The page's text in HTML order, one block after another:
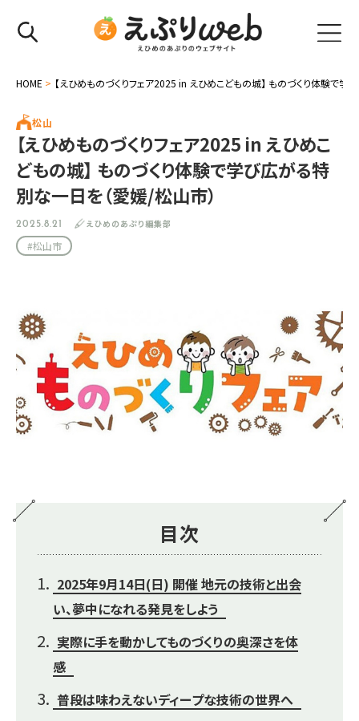
HOME > 【えひめものづくりフェア2025 in えひめこどもの城】 ものづくり体験で学
松山
【えひめものづくりフェア2025 in えひめこ
どもの城】 ものづくり体験で学び広がる特
別な一日を（愛媛/松山市）
2025.8.21 えひめのあぷり編集部
#松山市
目次
2025年9月14日(日) 開催 地元の技術と出会
い、夢中になれる発見をしよう
実際に手を動かしてものづくりの奥深さを体
感
普段は味わえないディープな技術の世界へ